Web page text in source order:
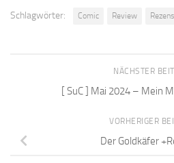
Schlagwörter: Comic Review
NÄCHSTER
[ SuC ] Mai 2024 – Mein
VORHERIGER
Der Goldkäfer